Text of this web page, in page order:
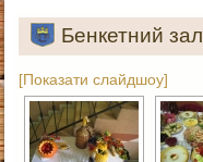
Бенкетний зал
[Показати слайдшоу]